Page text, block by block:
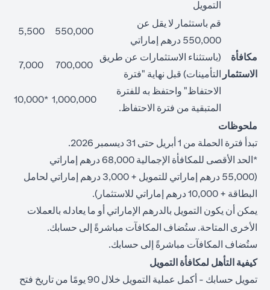
التمويل
مكافأة
الاستثمار
قم باستثمار لا يقل عن
550,000 درهم إماراتي
(باستثناء الاستثمارات عن طريق
التأمينات) قبل نهاية "فترة
الاحتفاظ" واحتفظ به للفترة
المتبقية من فترة الاحتفاظ.
550,000
5,500
700,000
7,000
1,000,000
*10,000
ملحوظات
تبدأ فترة الحملة من 1 أبريل حتى 31 ديسمبر 2026.
*الحد الأقصى للمكافأة الإجمالية 68,000 درهم إماراتي
(55,000 درهم إماراتي للتمويل + 3,000 درهم إماراتي لحامل
البطاقة + 10,000 درهم إماراتي للاستثمار).
يمكن أن يكون التمويل بالدرهم الإماراتي أو ما يعادله بالعملات
الأخرى المتاحة. ستُضاف المكافآت مباشرةً إلى حسابك.
ستُضاف المكافآت مباشرةً إلى حسابك.
كيفية التأهل لمكافأة التمويل
تمويل حسابك - أكمل عملية التمويل خلال 90 يومًا من تاريخ فتح